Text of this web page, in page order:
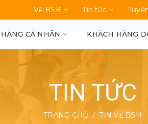
Về BSH Tin tức
CÁ NHÂN KHÁCH HÀNG
TIN TỨC
TRANG CHỦ TIN VỀ BSH